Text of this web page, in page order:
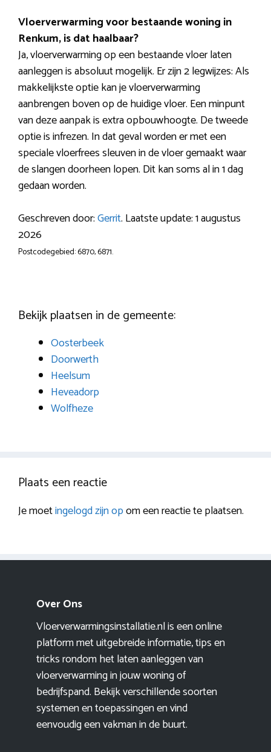
Vloerverwarming voor bestaande woning in
Renkum, is dat haalbaar?
Ja, vloerverwarming op een bestaande vloer laten
aanleggen is absoluut mogelijk. Er zijn 2 legwijzes: Als
makkelijkste optie kan je vloerverwarming
aanbrengen boven op de huidige vloer. Een minpunt
van deze aanpak is extra opbouwhoogte. De tweede
optie is infrezen. In dat geval worden er met een
speciale vloerfrees sleuven in de vloer gemaakt waar
de slangen doorheen lopen. Dit kan soms al in 1 dag
gedaan worden.
Geschreven door:Gerrit. Laatste update: 1 augustus
2026
Postcodegebied: 6870, 6871.
Bekijk plaatsen in de gemeente:
Oosterbeek
Doorwerth
Heelsum
Heveadorp
Wolfheze
Plaats een reactie
Je moetingelogd zijn opom een reactie te plaatsen.
Over Ons
Vloerverwarmingsinstallatie.nl is een online
platform met uitgebreide informatie, tips en
tricks rondom het laten aanleggen van
vloerverwarming in jouw woning of
bedrijfspand. Bekijk verschillende soorten
systemen en toepassingen en vind
eenvoudig een vakman in de buurt.